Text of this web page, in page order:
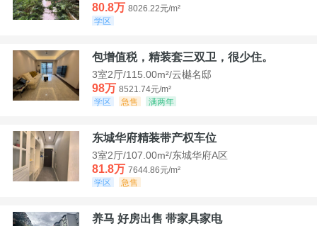
80.8万 8026.22元/m²
学区
包增值税，精装套三双卫，很少住。
3室2厅/115.00m²/云樾名邸
98万 8521.74元/m²
学区
急售 满两年
东城华府精装带产权车位
3室2厅/107.00m²/东城华府A区
81.8万 7644.86元/m²
学区
急售
养马 好房出售 带家具家电